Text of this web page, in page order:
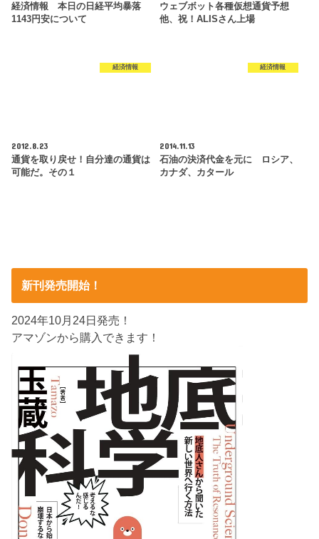
経済情報 本日の日経平均暴落
1143円安について
ウェブボット各種仮想通貨予想
他、祝！ALISさん上場
経済情報
2012.8.23
通貨を取り戻せ！自分達の通貨は
可能だ。その１
経済情報
2014.11.13
石油の決済代金を元に ロシア、
カナダ、カタール
新刊発売開始！
2024年10月24日発売！
アマゾンから購入できます！